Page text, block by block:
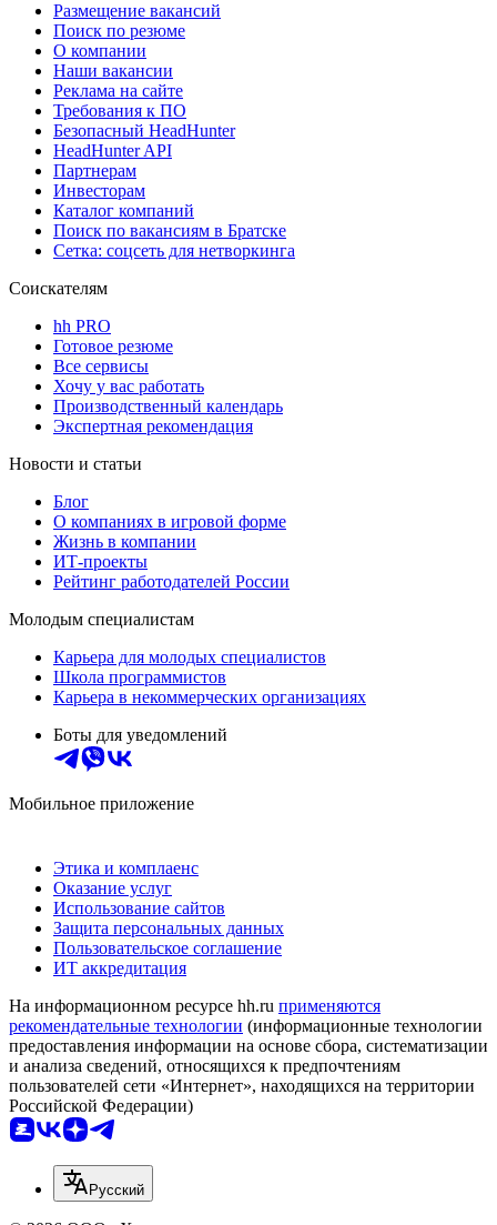
Размещение вакансий
Поиск по резюме
О компании
Наши вакансии
Реклама на сайте
Требования к ПО
Безопасный HeadHunter
HeadHunter API
Партнерам
Инвесторам
Каталог компаний
Поиск по вакансиям в Братске
Сетка: соцсеть для нетворкинга
Соискателям
hh PRO
Готовое резюме
Все сервисы
Хочу у вас работать
Производственный календарь
Экспертная рекомендация
Новости и статьи
Блог
О компаниях в игровой форме
Жизнь в компании
ИТ-проекты
Рейтинг работодателей России
Молодым специалистам
Карьера для молодых специалистов
Школа программистов
Карьера в некоммерческих организациях
Боты для уведомлений
Мобильное приложение
Этика и комплаенс
Оказание услуг
Использование сайтов
Защита персональных данных
Пользовательское соглашение
ИТ аккредитация
На информационном ресурсе hh.ru применяются
рекомендательные технологии (информационные технологии
предоставления информации на основе сбора, систематизации
и анализа сведений, относящихся к предпочтениям
пользователей сети «Интернет», находящихся на территории
Российской Федерации)
Русский